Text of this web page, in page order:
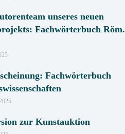
unseres neuen
Fachwörterbuch Röm.
Fachwörterbuch
zur Kunstauktion